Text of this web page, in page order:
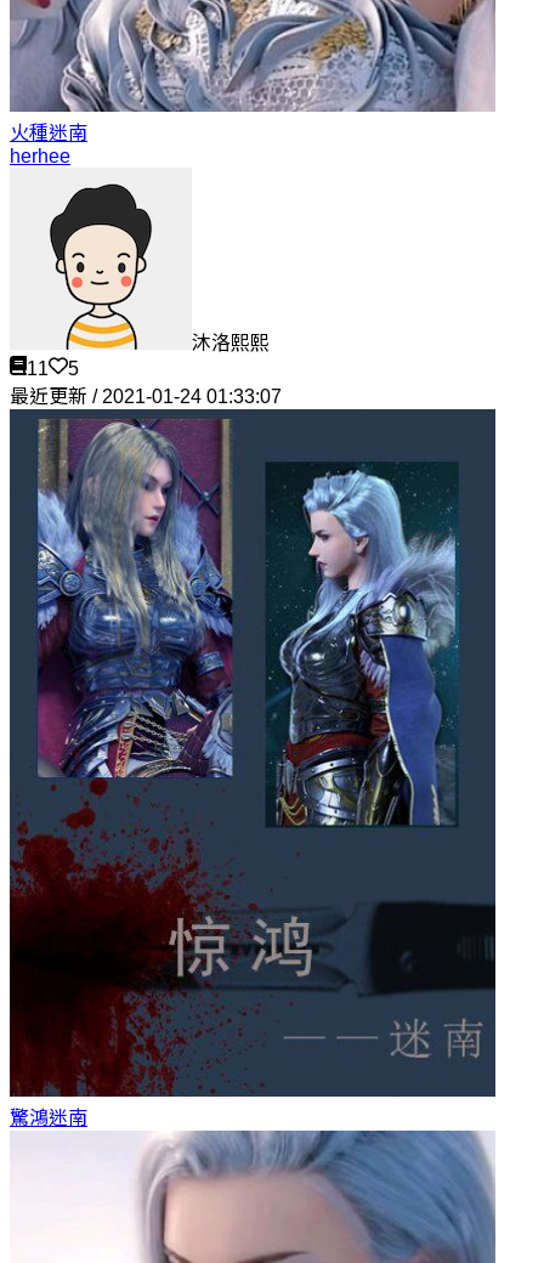
火種迷南
herhee
沐洛熙熙
11
5
最近更新 / 2021-01-24 01:33:07
驚鴻迷南